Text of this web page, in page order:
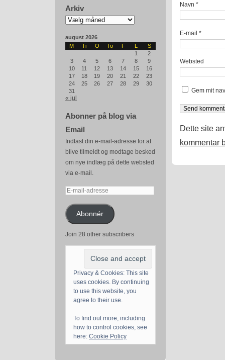
Arkiv
Arkiv
august 2026
M
Ti O To F L
S
1
2
3
4 5 6 7 8
9
10
11 12 13 14 15
16
17
18 19 20 21 22
23
24
25 26 27 28 29
30
31
« jul
Abonner på blog via
Email
Indtast din e-mail-adresse for at
blive tilmeldt og modtage besked
om nye indlæg på dette websted
via e-mail.
E-
adresseAbonnér
Join 28 other subscribers
Privacy & Cookies: This site
uses cookies. By continuing
to use this website, you
agree to their use.
To find out more, including
how to control cookies, see
here: Cookie Policy
Navn *
E-mail *
Websted
Gem mit
Dette site
kommentar